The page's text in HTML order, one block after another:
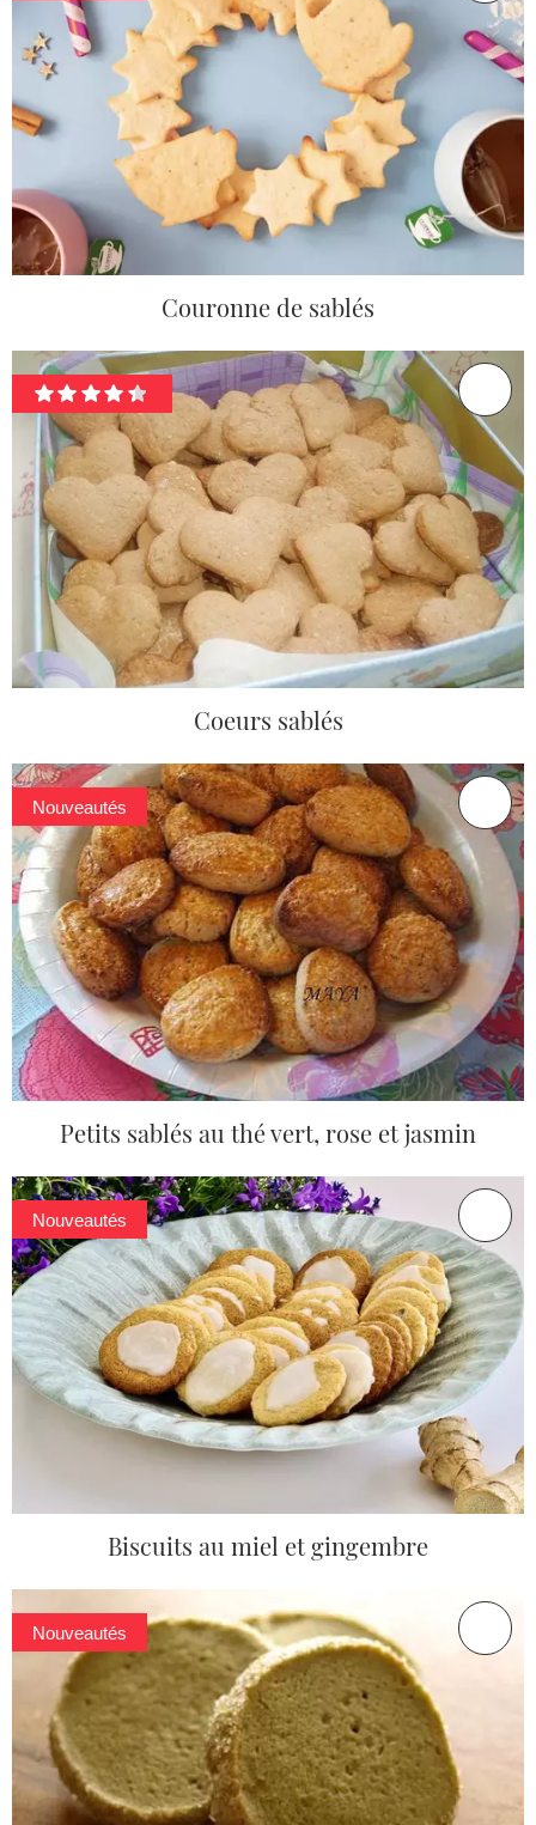
Couronne de sablés
Coeurs sablés
Nouveautés
Petits sablés au thé vert, rose et jasmin
Nouveautés
Biscuits au miel et gingembre
Nouveautés